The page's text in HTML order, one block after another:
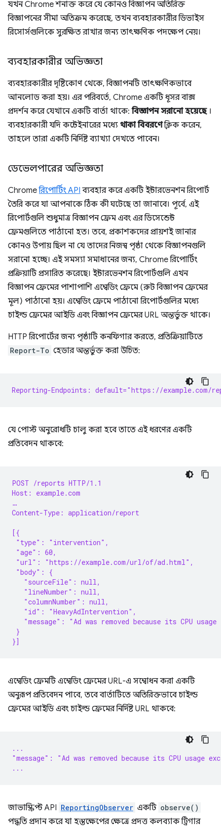
যখন Chrome শনাক্ত করে যে কোনও বিজ্ঞাপন অতিরিক্ত
বিজ্ঞাপনের সীমা অতিক্রম করেছে, তখন ব্যবহারকারীর ডিভাইস
রিসোর্সগুলিকে সুরক্ষিত রাখার জন্য তাৎক্ষণিক পদক্ষেপ নেয়।
ব্যবহারকারীর অভিজ্ঞতা
ব্যবহারকারীর দৃষ্টিকোণ থেকে, বিজ্ঞাপনটি তাৎক্ষণিকভাবে
আনলোড করা হয়। এর পরিবর্তে, Chrome একটি ধূসর বাক্স
প্রদর্শন করে যেখানে একটি বার্তা থাকে:বিজ্ঞাপন সরানো হয়েছে।
ব্যবহারকারী যদি কন্টেইনারের মধ্যে থাকা বিবরণেক্লিক করেন,
তাহলে তারা একটি নির্দিষ্ট ব্যাখ্যা দেখতে পাবেন।
ডেভেলপারের অভিজ্ঞতা
Chromeরিপোর্টিং API ব্যবহার করে একটি ইন্টারভেনশন রিপোর্ট
তৈরি করে যা আপনাকে ঠিক কী ঘটেছে তা জানাবে। পূর্বে, এই
রিপোর্টগুলি শুধুমাত্র বিজ্ঞাপন ফ্রেম এবং এর ডিসেন্ডেন্ট
ফ্রেমগুলিতে পাঠানো হত। তবে, প্রকাশকদের প্রায়শই জানার
কোনও উপায় ছিল না যে তাদের নিজস্ব পৃষ্ঠা থেকে বিজ্ঞাপনগুলি
সরানো হচ্ছে। এই সমস্যা সমাধানের জন্য, Chrome রিপোর্টিং
প্রক্রিয়াটি প্রসারিত করেছে। ইন্টারভেনশন রিপোর্টগুলি এখন
বিজ্ঞাপন ফ্রেমের পাশাপাশি এম্বেডিং ফ্রেমে (রুট বিজ্ঞাপন ফ্রেমের
মূল) পাঠানো হয়। এম্বেডিং ফ্রেমে পাঠানো রিপোর্টগুলির মধ্যে
চাইল্ড ফ্রেমের আইডি এবং বিজ্ঞাপন ফ্রেমের URL অন্তর্ভুক্ত থাকে।
HTTP রিপোর্টের জন্য পৃষ্ঠাটি কনফিগার করতে, প্রতিক্রিয়াটিতে
Report-To হেডার অন্তর্ভুক্ত করা উচিত:
Reporting-Endpoints: default="https://example.com/
যে পোস্ট অনুরোধটি চালু করা হবে তাতে এই ধরণের একটি
প্রতিবেদন থাকবে:
POST /reports HTTP/1.1
Host: example.com
…
Content-Type: application/report
[{
"type": "intervention",
"age": 60,
"url": "https://example.com/url/of/ad.html",
"body": {
   "sourceFile": null,
   "lineNumber": null,
   "columnNumber": null,
   "id": "HeavyAdIntervention",
"message": "Ad was removed because its CPU
}
}]
এম্বেডিং ফ্রেমটি এম্বেডিং ফ্রেমের URL-এ সম্বোধন করা একটি
অনুরূপ প্রতিবেদন পাবে, তবে বার্তাটিতে অতিরিক্তভাবে চাইল্ড
ফ্রেমের আইডি এবং চাইল্ড ফ্রেমের নির্দিষ্ট URL থাকবে:
...
"message": "Ad was removed because its CPU usage
...
জাভাস্ক্রিপ্ট API ReportingObserver একটি observe()
পদ্ধতি প্রদান করে যা হস্তক্ষেপের ক্ষেত্রে প্রদত্ত কলব্যাক ট্রিগার